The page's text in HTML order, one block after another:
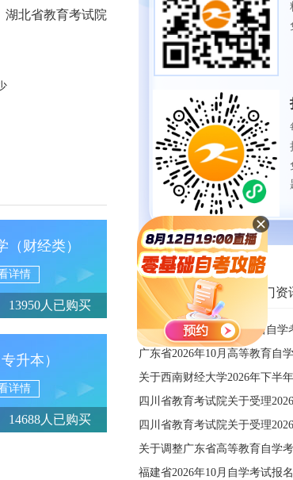
湖北省教育考试院
（财经类）
详情
13950人已购买
升本）
详情
14688人已购买
相关资讯推荐 热门
广东省2026年10月高等教育自
福建省2026年10月自学考试报